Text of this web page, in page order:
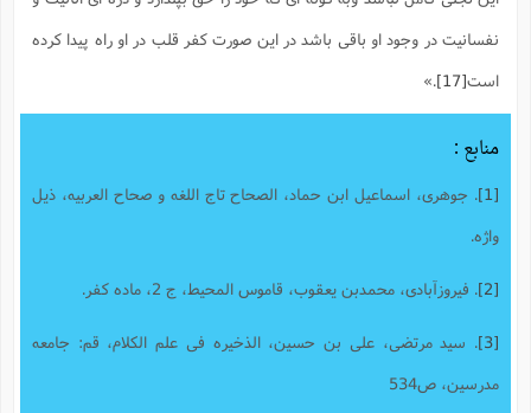
نفسانیت در وجود او باقی باشد در این صورت کفر قلب در او راه پیدا کرده
است[17]
.»
منابع :
. جوهری، اسماعیل ابن حماد، الصحاح تاج اللغه و صحاح العربیه، ذیل
واژه.
. فیروزآبادی، محمدبن یعقوب، قاموس المحیط، ج 2، ماده کفر.
. سید مرتضی، علی بن حسین، الذخیره فی علم الکلام، قم: جامعه
مدرسین، ص534